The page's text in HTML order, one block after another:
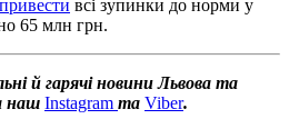
привести всі зупинки до норми у
65 млн грн.
й гарячі новини Львова та
наш Instagram та Viber.